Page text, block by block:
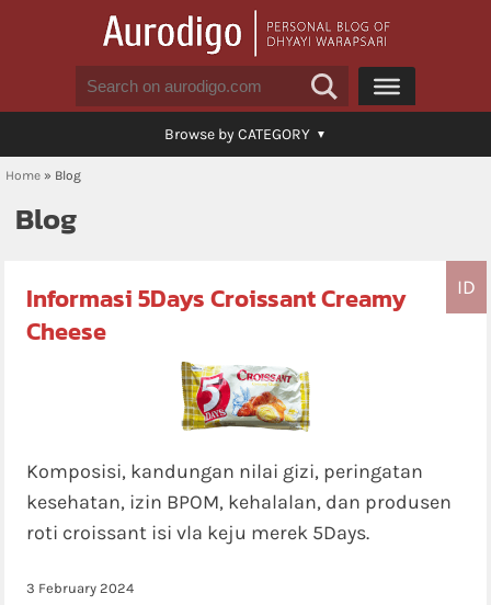
Browse by CATEGORY
Home » Blog
Blog
ID
Informasi 5Days Croissant Creamy
Cheese
Komposisi, kandungan nilai gizi, peringatan
kesehatan, izin BPOM, kehalalan, dan produsen
roti croissant isi vla keju merek 5Days.
3 February 2024